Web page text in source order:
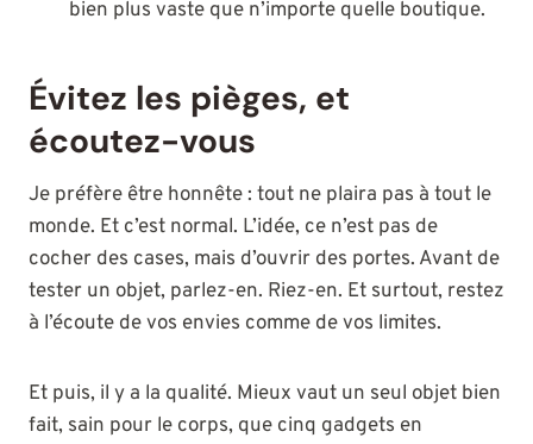
bien plus vaste que n’importe quelle boutique.
Évitez les pièges, et
écoutez-vous
Je préfère être honnête : tout ne plaira pas à tout le
monde. Et c’est normal. L’idée, ce n’est pas de
cocher des cases, mais d’ouvrir des portes. Avant de
tester un objet, parlez-en. Riez-en. Et surtout, restez
à l’écoute de vos envies comme de vos limites.
Et puis, il y a la qualité. Mieux vaut un seul objet bien
fait, sain pour le corps, que cinq gadgets en